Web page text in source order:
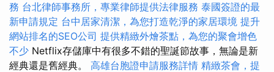
務 台北律師事務所，專業律師提供法律服務 泰國簽證的最
新申請規定 台中居家清潔，為您打造乾淨的家居環境 提升
網站排名的SEO公司 提供精緻外燴茶點，為您的聚會增色
不少 Netflix存儲庫中有很多不錯的聖誕節故事，無論是新
經典還是舊經典。 高雄台胞證申請服務詳情 精緻茶會，提